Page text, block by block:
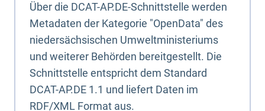
Über die DCAT-AP.DE-Schnittstelle werden
Metadaten der Kategorie "OpenData" des
niedersächsischen Umweltministeriums
und weiterer Behörden bereitgestellt. Die
Schnittstelle entspricht dem Standard
DCAT-AP.DE 1.1 und liefert Daten im
RDF/XML Format aus.